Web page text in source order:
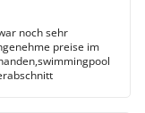
noch sehr
preise im